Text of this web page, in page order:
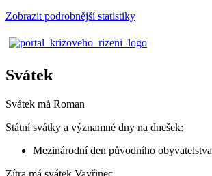
Zobrazit podrobnější statistiky
Svátek
Svátek má Roman
Státní svátky a významné dny na dnešek:
Mezinárodní den původního obyvatelstva
Zítra má svátek Vavřinec